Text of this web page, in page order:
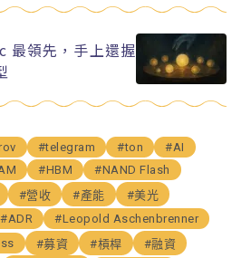
領先，手上還握
#telegram #ton
#AI
#HBM
#NAND Flash
#營收 #產能
#美光
#ADR
#Leopold Aschenbrenner
#募資 #槓桿
#融資